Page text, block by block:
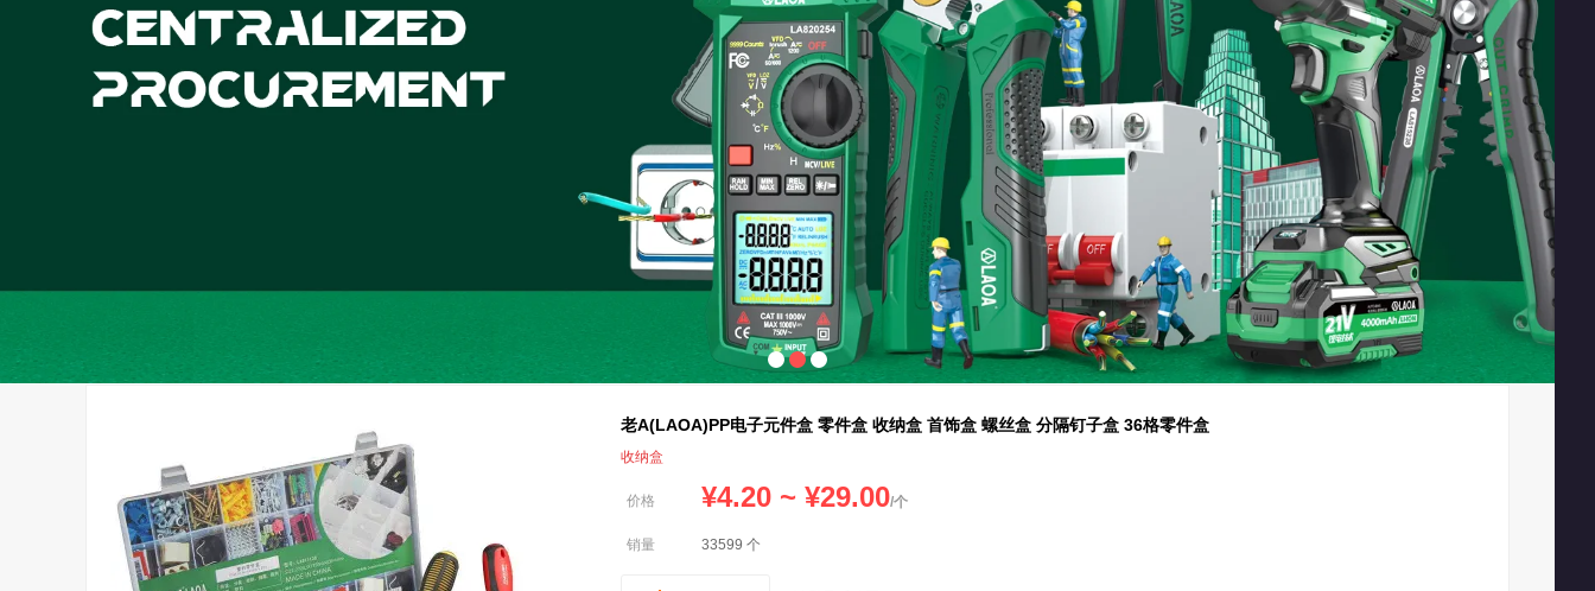
老A(LAOA)PP电子元件盒 零件盒 收纳盒 首饰盒 螺丝盒 分隔钉子盒 36格零件盒
收纳盒
价格 ¥4.20 ~ ¥29.00/个
销量 33599 个